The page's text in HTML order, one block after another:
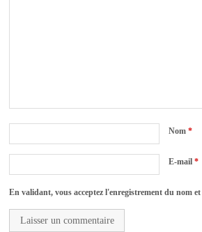
Nom*
E-mail*
En validant, vous acceptez l'enregistrement du nom